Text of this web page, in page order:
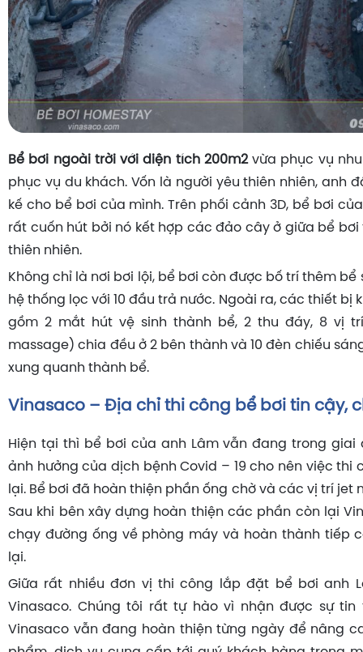
Bể bơi ngoài trời với diện tích 200m2vừa phục vụ
phục vụ du khách. Vốn là người yêu thiên nhiên, anh
kế cho bể bơi của mình. Trên phối cảnh 3D, bể bơi
rất cuốn hút bởi nó kết hợp các đảo cây ở giữa bể bơi
thiên nhiên.
Không chỉ là nơi bơi lội, bể bơi còn được bố trí thêm bể
hệ thống lọc với 10 đầu trả nước. Ngoài ra, các thiết bị
gồm 2 mắt hút vệ sinh thành bể, 2 thu đáy, 8 vị
massage) chia đều ở 2 bên thành và 10 đèn chiếu
xung quanh thành bể.
Vinasaco – Địa chỉ thi công bể bơi tin cậy,
Hiện tại thì bể bơi của anh Lâm vẫn đang trong giai
ảnh hưởng của dịch bệnh Covid – 19 cho nên việc thi
lại. Bể bơi đã hoàn thiện phần ống chờ và các vị trí jet
Sau khi bên xây dựng hoàn thiện các phần còn lại
chạy đường ống về phòng máy và hoàn thành tiếp
lại.
Giữa rất nhiều đơn vị thi công lắp đặt bể bơi anh
Vinasaco. Chúng tôi rất tự hào vì nhận được sự tin
Vinasaco vẫn đang hoàn thiện từng ngày để nâng